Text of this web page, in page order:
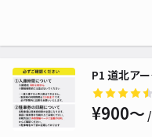
P1 道北ア
¥900〜